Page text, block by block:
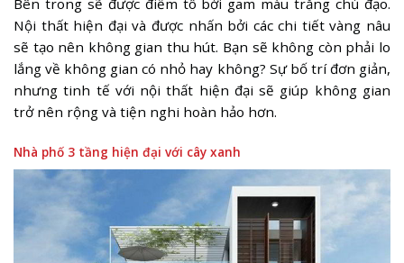
Bên trong sẽ được điểm tô bởi gam màu trắng chủ đạo.
Nội thất hiện đại và được nhấn bởi các chi tiết vàng nâu
sẽ tạo nên không gian thu hút. Bạn sẽ không còn phải lo
lắng về không gian có nhỏ hay không? Sự bố trí đơn giản,
nhưng tinh tế với nội thất hiện đại sẽ giúp không gian
trở nên rộng và tiện nghi hoàn hảo hơn.
Nhà phố 3 tầng hiện đại với cây xanh